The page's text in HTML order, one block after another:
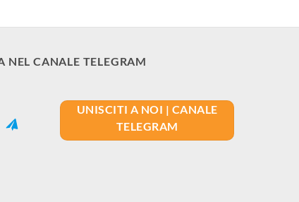
NEL CANALE TELEGRAM
UNISCITI A NOI | CANALE
TELEGRAM